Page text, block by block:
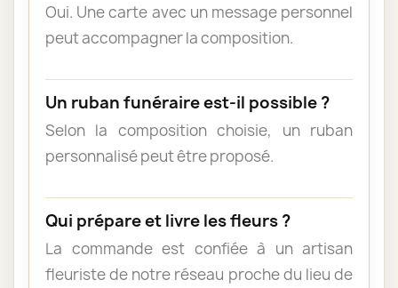
Oui. Une carte avec un message personnel
peut accompagner la composition.
Un ruban funéraire est-il possible ?
Selon la composition choisie, un ruban
personnalisé peut être proposé.
Qui prépare et livre les fleurs ?
La commande est confiée à un artisan
fleuriste de notre réseau proche du lieu de